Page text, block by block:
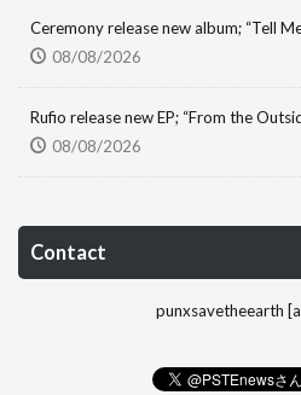
Ceremony release new album; “Tell
08/08/2026
Rufio release new EP; “From the
08/08/2026
Contact
punxsavetheearth